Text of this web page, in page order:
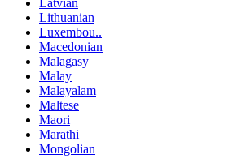
Latvian
Lithuanian
Luxembou..
Macedonian
Malagasy
Malay
Malayalam
Maltese
Maori
Marathi
Mongolian